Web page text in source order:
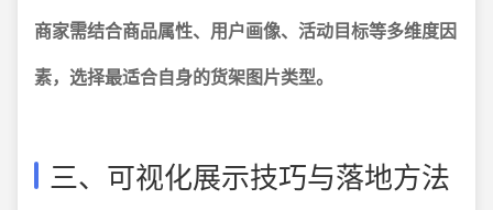
商家需结合商品属性、用户画像、活动目标等多维度因
素，选择最适合自身的货架图片类型。
三、可视化展示技巧与落地方法